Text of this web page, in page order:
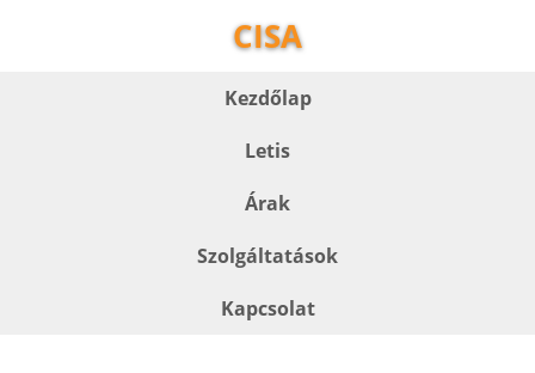
CISA
Kezdőlap
Letis
Árak
Szolgáltatások
Kapcsolat